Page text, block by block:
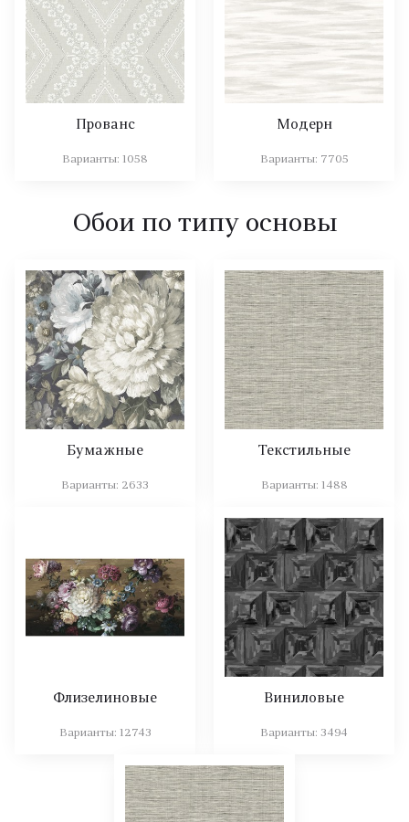
Прованс
Варианты: 1058
Модерн
Варианты: 7705
Обои по типу основы
Бумажные
Варианты: 2633
Текстильные
Варианты: 1488
Флизелиновые
Варианты: 12743
Виниловые
Варианты: 3494